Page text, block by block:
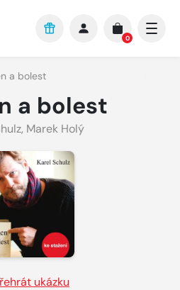
0
a bolest
a bolest
, Marek Holý
ukázku